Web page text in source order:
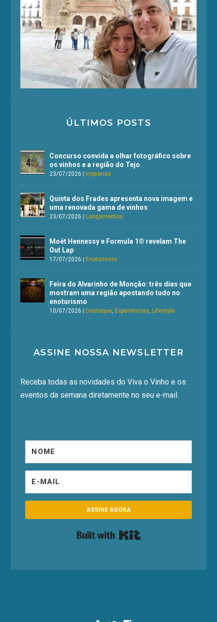
ÚLTIMOS POSTS
Concurso convida a olhar fotográfico sobre
os vinhos e a região do Tejo
23/07/2026 Imprensa
Quinta dos Frades apresenta nova imagem e
uma renovada gama de vinhos
23/07/2026 Lançamentos
Moët Hennessy e Formula 1® revelam The
Out Lap
17/07/2026 Enoturismo
Feira do Alvarinho de Monção: três dias que
mostram uma região apostando tudo no
enoturismo
10/07/2026 Destaque, Experiências, Lifestyle
ASSINE NOSSA NEWSLETTER
Receba todas as novidades do Viva o Vinho e os
eventos da semana diretamente no seu e-mail.
ASSINE AGORA